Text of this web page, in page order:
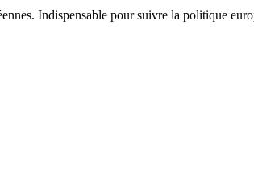
Indispensable pour suivre la politique